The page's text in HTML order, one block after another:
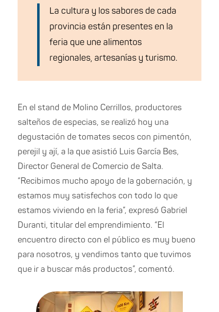
La cultura y los sabores de cada
provincia están presentes en la
feria que une alimentos
regionales, artesanías y turismo.
En el stand de Molino Cerrillos, productores
salteños de especias, se realizó hoy una
degustación de tomates secos con pimentón,
perejil y ají, a la que asistió Luis García Bes,
Director General de Comercio de Salta.
“Recibimos mucho apoyo de la gobernación, y
estamos muy satisfechos con todo lo que
estamos viviendo en la feria”, expresó Gabriel
Duranti, titular del emprendimiento. “El
encuentro directo con el público es muy bueno
para nosotros, y vendimos tanto que tuvimos
que ir a buscar más productos”, comentó.